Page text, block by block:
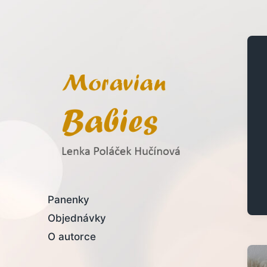
Panenky
Objednávky
O autorce